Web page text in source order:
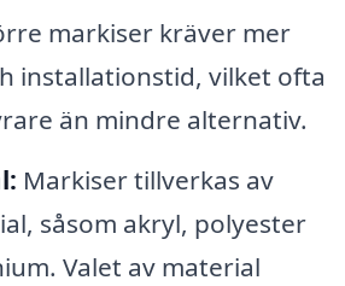
markiser kräver mer
installationstid, vilket ofta
än mindre alternativ.
Markiser tillverkas av
såsom akryl, polyester
Valet av material